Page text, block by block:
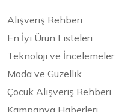
Alışveriş Rehberi
En İyi Ürün Listeleri
Teknoloji ve İncelemeler
Moda ve Güzellik
Çocuk Alışveriş Rehberi